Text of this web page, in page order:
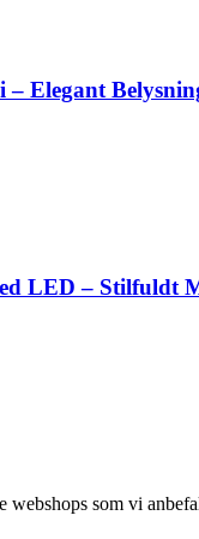
Elegant
LED – Stilfuldt
webshops som vi